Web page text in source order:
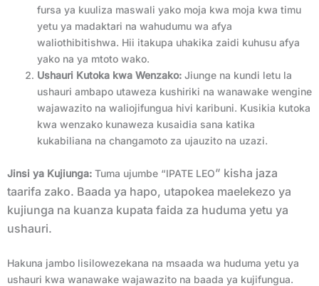
fursa ya kuuliza maswali yako moja kwa moja kwa timu
yetu ya madaktari na wahudumu wa afya
waliothibitishwa. Hii itakupa uhakika zaidi kuhusu afya
yako na ya mtoto wako.
Ushauri Kutoka kwa Wenzako: Jiunge na kundi letu la
ushauri ambapo utaweza kushiriki na wanawake wengine
wajawazito na waliojifungua hivi karibuni. Kusikia kutoka
kwa wenzako kunaweza kusaidia sana katika
kukabiliana na changamoto za ujauzito na uzazi.
Jinsi ya Kujiunga: Tuma ujumbe “IPATE LEO” kisha jaza
taarifa zako. Baada ya hapo, utapokea maelekezo ya
kujiunga na kuanza kupata faida za huduma yetu ya
ushauri.
Hakuna jambo lisilowezekana na msaada wa huduma yetu ya
ushauri kwa wanawake wajawazito na baada ya kujifungua.